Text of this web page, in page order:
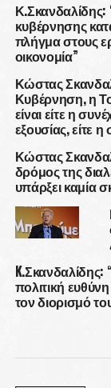
Κ.Σκανδαλίδης:
κυβέρνησης
πλήγμα στους
οικονομία”
Κώστας
Κυβέρνηση, η
είναι είτε η
εξουσίας, είτε
Κώστας
δρόμος της
υπάρξει καμία
K.Σκανδαλίδης:
πολιτική
τον διορισμό